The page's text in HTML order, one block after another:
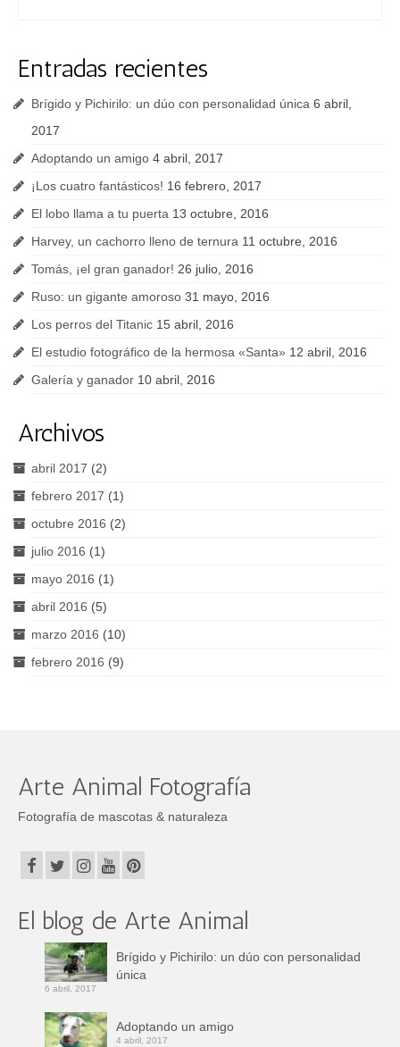
Entradas recientes
Brígido y Pichirilo: un dúo con personalidad única 6 abril,
2017
Adoptando un amigo 4 abril, 2017
¡Los cuatro fantásticos! 16 febrero, 2017
El lobo llama a tu puerta 13 octubre, 2016
Harvey, un cachorro lleno de ternura 11 octubre, 2016
Tomás, ¡el gran ganador! 26 julio, 2016
Ruso: un gigante amoroso 31 mayo, 2016
Los perros del Titanic 15 abril, 2016
El estudio fotográfico de la hermosa «Santa» 12 abril, 2016
Galería y ganador 10 abril, 2016
Archivos
abril 2017 (2)
febrero 2017 (1)
octubre 2016 (2)
julio 2016 (1)
mayo 2016 (1)
abril 2016 (5)
marzo 2016 (10)
febrero 2016 (9)
Arte Animal Fotografía
Fotografía de mascotas & naturaleza
El blog de Arte Animal
Brígido y Pichirilo: un dúo con personalidad
única
6 abril, 2017
Adoptando un amigo
4 abril, 2017